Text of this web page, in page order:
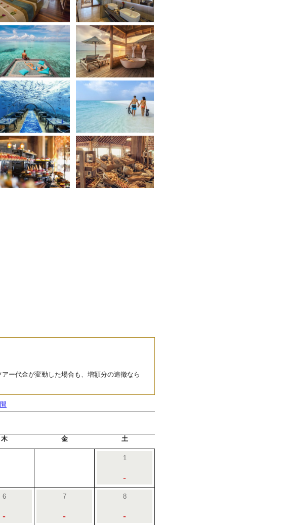
ー代金が変動した場合も、増額分の追徴なら
木 金 土
1
-
6
-
7
-
8
-